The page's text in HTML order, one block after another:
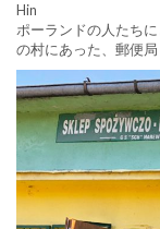
Hin
ポーランドの人たち
の村にあった、郵便